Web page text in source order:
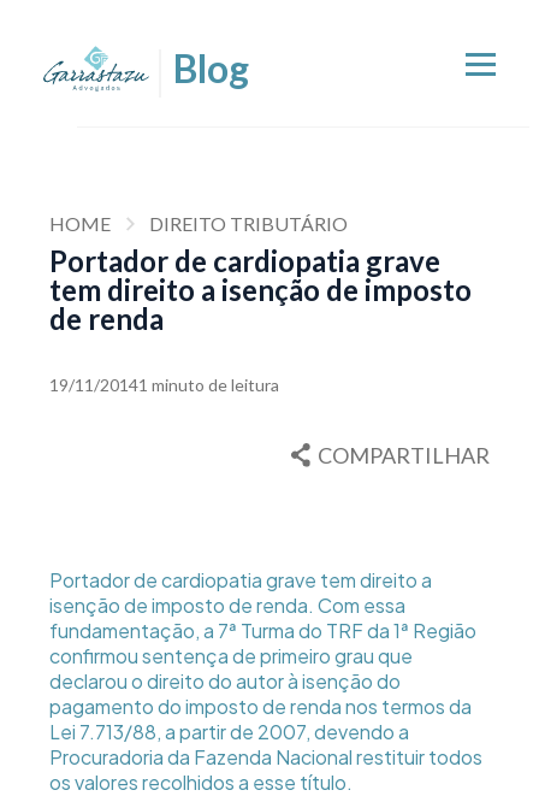
HOME DIREITO TRIBUTÁRIO
Portador de cardiopatia grave
tem direito a isenção de imposto
de renda
19/11/20141 minuto de leitura
COMPARTILHAR
Portador de cardiopatia grave tem direito a
isenção de imposto de renda. Com essa
fundamentação, a 7ª Turma do TRF da 1ª Região
confirmou sentença de primeiro grau que
declarou o direito do autor à isenção do
pagamento do imposto de renda nos termos da
Lei 7.713/88, a partir de 2007, devendo a
Procuradoria da Fazenda Nacional restituir todos
os valores recolhidos a esse título.